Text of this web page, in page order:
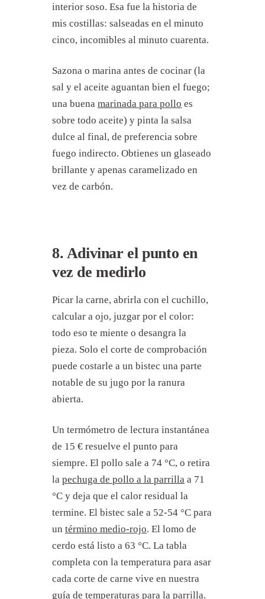
interior soso. Esa fue la historia de
mis costillas: salseadas en el minuto
cinco, incomibles al minuto cuarenta.
Sazona o marina antes de cocinar (la
sal y el aceite aguantan bien el fuego;
una buena marinada para pollo es
sobre todo aceite) y pinta la salsa
dulce al final, de preferencia sobre
fuego indirecto. Obtienes un glaseado
brillante y apenas caramelizado en
vez de carbón.
8. Adivinar el punto en
vez de medirlo
Picar la carne, abrirla con el cuchillo,
calcular a ojo, juzgar por el color:
todo eso te miente o desangra la
pieza. Solo el corte de comprobación
puede costarle a un bistec una parte
notable de su jugo por la ranura
abierta.
Un termómetro de lectura instantánea
de 15 € resuelve el punto para
siempre. El pollo sale a 74 °C, o retira
la pechuga de pollo a la parrilla a 71
°C y deja que el calor residual la
termine. El bistec sale a 52-54 °C para
un término medio-rojo. El lomo de
cerdo está listo a 63 °C. La tabla
completa con la temperatura para asar
cada corte de carne vive en nuestra
guía de temperaturas para la parrilla.